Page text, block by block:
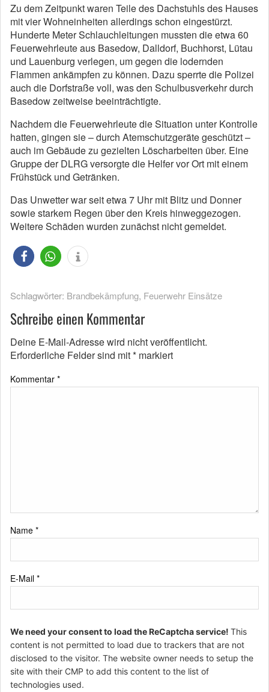
Zu dem Zeitpunkt waren Teile des Dachstuhls des Hauses
mit vier Wohneinheiten allerdings schon eingestürzt.
Hunderte Meter Schlauchleitungen mussten die etwa 60
Feuerwehrleute aus Basedow, Dalldorf, Buchhorst, Lütau
und Lauenburg verlegen, um gegen die lodernden
Flammen ankämpfen zu können. Dazu sperrte die Polizei
auch die Dorfstraße voll, was den Schulbusverkehr durch
Basedow zeitweise beeinträchtigte.
Nachdem die Feuerwehrleute die Situation unter Kontrolle
hatten, gingen sie – durch Atemschutzgeräte geschützt –
auch im Gebäude zu gezielten Löscharbeiten über. Eine
Gruppe der DLRG versorgte die Helfer vor Ort mit einem
Frühstück und Getränken.
Das Unwetter war seit etwa 7 Uhr mit Blitz und Donner
sowie starkem Regen über den Kreis hinweggezogen.
Weitere Schäden wurden zunächst nicht gemeldet.
Schlagwörter: Brandbekämpfung, Feuerwehr Einsätze
Schreibe einen Kommentar
Deine E-Mail-Adresse wird nicht veröffentlicht.
Erforderliche Felder sind mit* markiert
Kommentar *
Name *
E-Mail *
We need your consent to load the ReCaptcha service! This
content is not permitted to load due to trackers that are not
disclosed to the visitor. The website owner needs to setup the
site with their CMP to add this content to the list of
technologies used.